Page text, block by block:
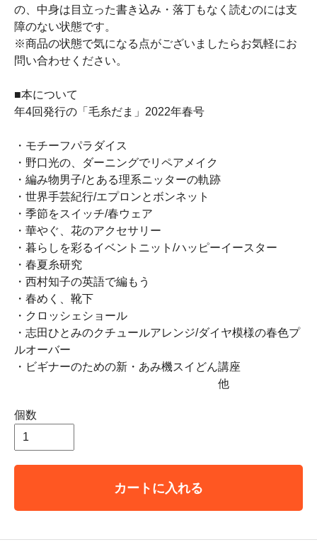
の、中身は目立った書き込み・落丁もなく読むのには支
障のない状態です。
※商品の状態で気になる点がございましたらお気軽にお
問い合わせください。
■本について
年4回発行の「毛糸だま」2022年春号
・モチーフパラダイス
・野口光の、ダーニングでリペアメイク
・編み物男子/とある理系ニッターの軌跡
・世界手芸紀行/エプロンとボンネット
・季節をスイッチ/春ウェア
・華やぐ、花のアクセサリー
・暮らしを彩るイベントニット/ハッピーイースター
・春夏糸研究
・西村知子の英語で編もう
・春めく、靴下
・クロッシェショール
・志田ひとみのクチュールアレンジ/ダイヤ模様の春色プ
ルオーバー
・ビギナーのための新・あみ機スイどん講座
他
個数
カートに入れる